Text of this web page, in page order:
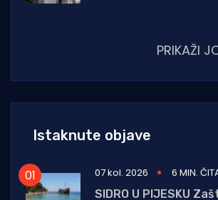
PRIKAŽI
Istaknute objave
07 kol. 2026
6 MIN.
SIDRO U PIJESKU